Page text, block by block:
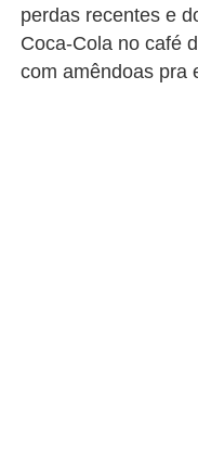
perdas recentes e
Coca-Cola no café
com amêndoas pra